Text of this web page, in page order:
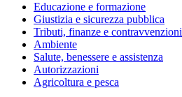
Educazione e formazione
Giustizia e sicurezza pubblica
Tributi, finanze e contravvenzioni
Ambiente
Salute, benessere e assistenza
Autorizzazioni
Agricoltura e pesca